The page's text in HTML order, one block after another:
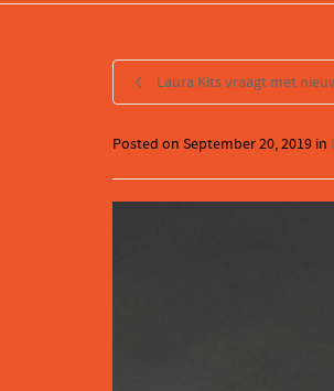
Laura Kits vraagt met
Posted on September 20, 2019 in